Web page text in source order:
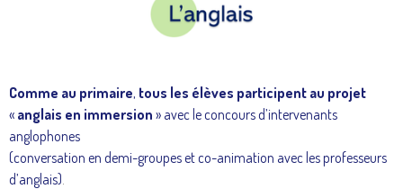
Comme au primaire, tous les élèves participent au projet
« anglais en immersion » avec le concours d’intervenants
anglophones
(conversation en demi-groupes et co-animation avec les professeurs
d’anglais)